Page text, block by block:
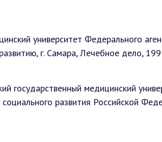
университет Федерального
г. Самара, Лечебное дело,
государственный медицинский
развития Российской